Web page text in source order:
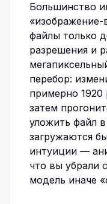
Большинство
файлы только
разрешения и
перебор:
примерно
затем
уложить файл
загружаются
интуиции —
что вы убрали
модель иначе